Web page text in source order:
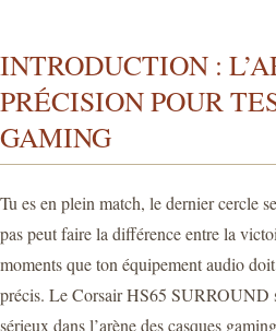
INTRODUCTION :
PRÉCISION POUR
GAMING
Tu es en plein match, le dernier cercle
pas peut faire la différence entre la
moments que ton équipement audio
précis. Le Corsair HS65 SURROUND
sérieux dans l’arène des casques